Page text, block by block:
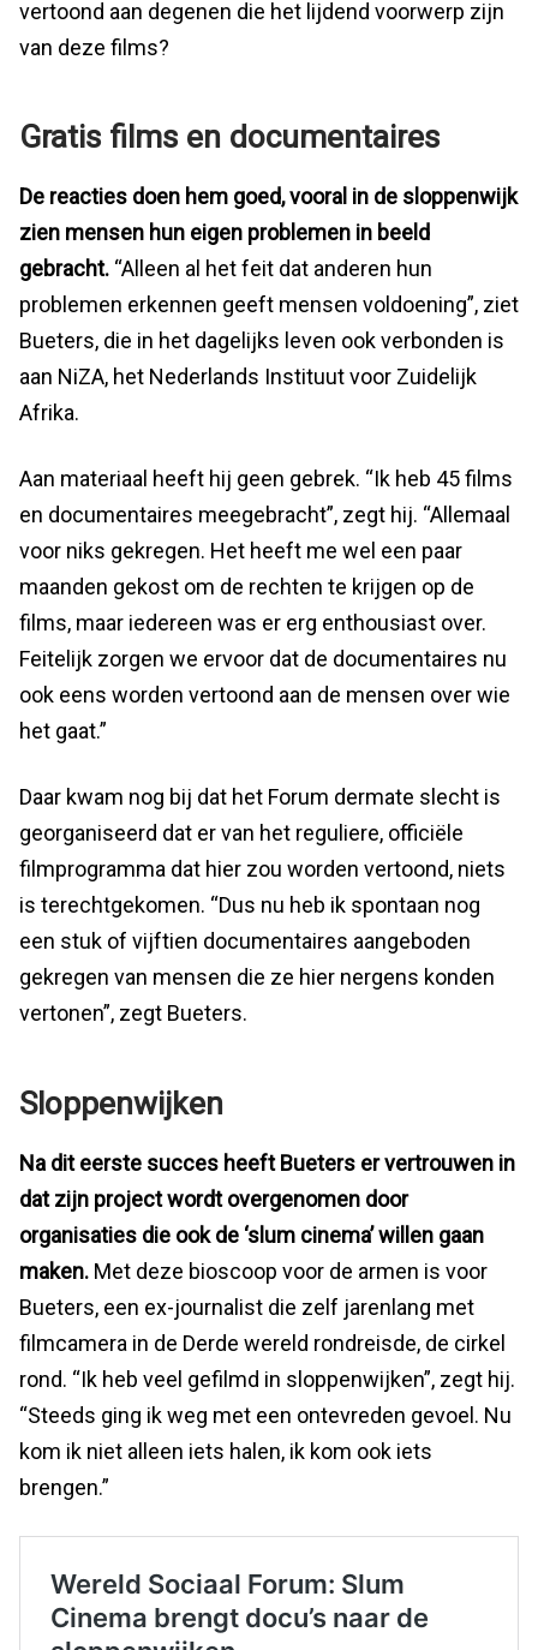
vertoond aan degenen die het lijdend voorwerp zijn
van deze films?
Gratis films en documentaires
De reacties doen hem goed, vooral in de sloppenwijk
zien mensen hun eigen problemen in beeld
gebracht. “Alleen al het feit dat anderen hun
problemen erkennen geeft mensen voldoening”, ziet
Bueters, die in het dagelijks leven ook verbonden is
aan NiZA, het Nederlands Instituut voor Zuidelijk
Afrika.
Aan materiaal heeft hij geen gebrek. “Ik heb 45 films
en documentaires meegebracht”, zegt hij. “Allemaal
voor niks gekregen. Het heeft me wel een paar
maanden gekost om de rechten te krijgen op de
films, maar iedereen was er erg enthousiast over.
Feitelijk zorgen we ervoor dat de documentaires nu
ook eens worden vertoond aan de mensen over wie
het gaat.”
Daar kwam nog bij dat het Forum dermate slecht is
georganiseerd dat er van het reguliere, officiële
filmprogramma dat hier zou worden vertoond, niets
is terechtgekomen. “Dus nu heb ik spontaan nog
een stuk of vijftien documentaires aangeboden
gekregen van mensen die ze hier nergens konden
vertonen”, zegt Bueters.
Sloppenwijken
Na dit eerste succes heeft Bueters er vertrouwen in
dat zijn project wordt overgenomen door
organisaties die ook de ‘slum cinema’ willen gaan
maken. Met deze bioscoop voor de armen is voor
Bueters, een ex-journalist die zelf jarenlang met
filmcamera in de Derde wereld rondreisde, de cirkel
rond. “Ik heb veel gefilmd in sloppenwijken”, zegt hij.
“Steeds ging ik weg met een ontevreden gevoel. Nu
kom ik niet alleen iets halen, ik kom ook iets
brengen.”